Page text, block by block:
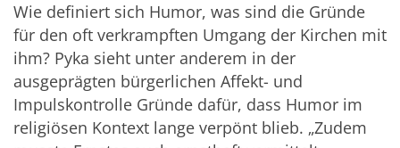
Wie definiert sich Humor, was sind die Gründe
für den oft verkrampften Umgang der Kirchen mit
ihm? Pyka sieht unter anderem in der
ausgeprägten bürgerlichen Affekt- und
Impulskontrolle Gründe dafür, dass Humor im
religiösen Kontext lange verpönt blieb. „Zudem